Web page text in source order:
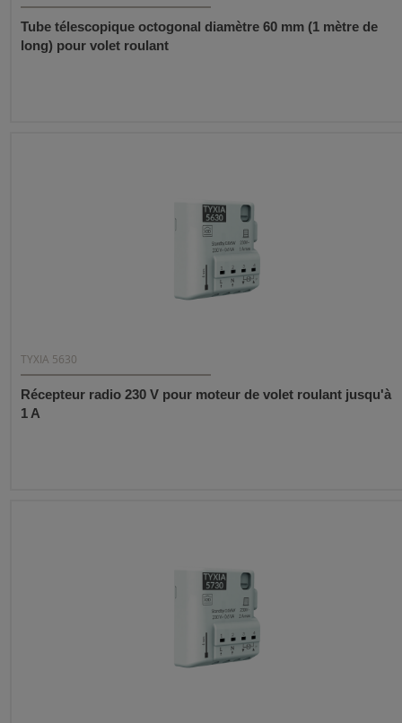
Tube télescopique octogonal diamètre 60 mm (1 mètre de
long) pour volet roulant
TYXIA 5630
Récepteur radio 230 V pour moteur de volet roulant jusqu'à
1 A